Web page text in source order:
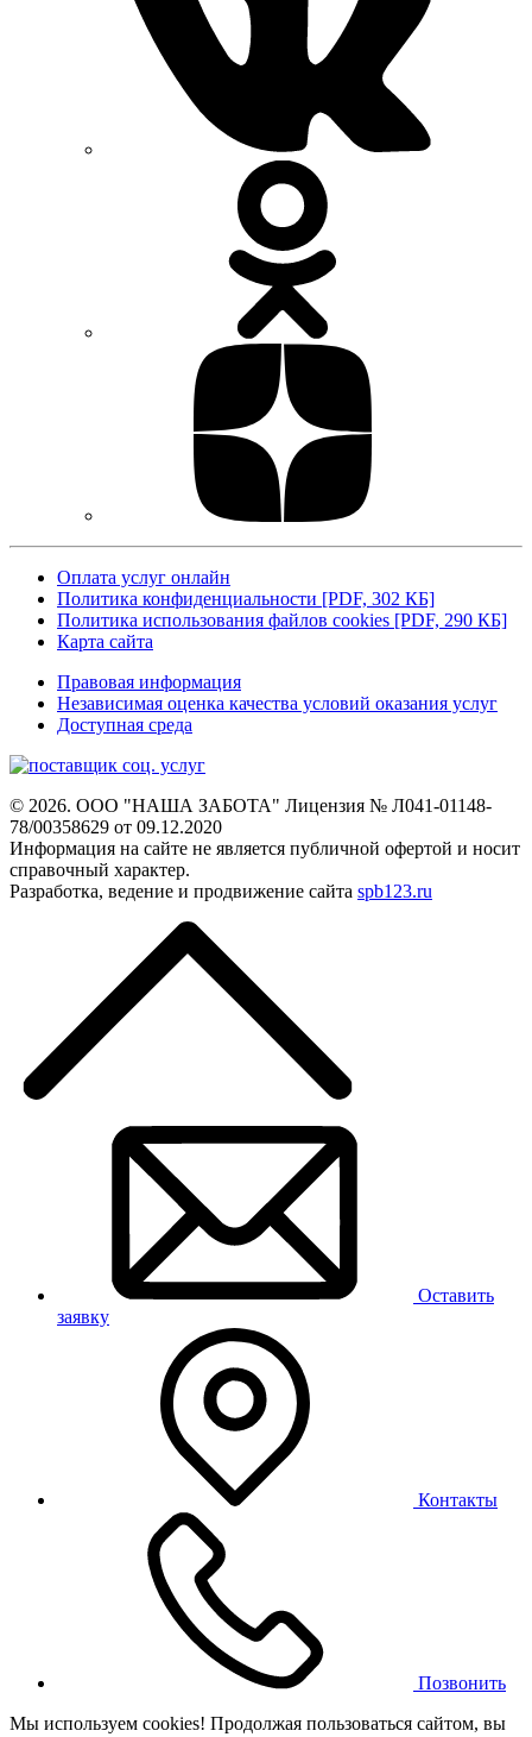
Оплата услуг онлайн
Политика конфиденциальности [PDF, 302 КБ]
Политика использования файлов cookies [PDF, 290 КБ]
Карта сайта
Правовая информация
Независимая оценка качества условий оказания услуг
Доступная среда
© 2026. ООО "НАША ЗАБОТА" Лицензия № Л041-01148-
78/00358629 от 09.12.2020
Информация на сайте не является публичной офертой и носит
справочный характер.
Разработка, ведение и продвижение сайта spb123.ru
Оставить
заявку
Контакты
Позвонить
Мы используем cookies! Продолжая пользоваться сайтом, вы